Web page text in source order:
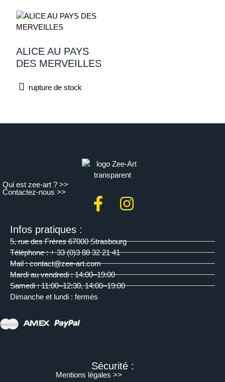
ALICE AU PAYS
DES MERVEILLES
rupture de stock
Qui est zee-art ? >>
Contactez-nous >>
Infos pratiques :
5, rue des Frères 67000 Strasbourg
Téléphone : + 33 (0)3 88 32 21 41
Mail : contact@zee-art.com
Mardi au vendredi : 14:00–19:00
Samedi : 11:00–12:30, 14:00–19:00
Dimanche et lundi : fermés
Sécurité :
Mentions légales >>